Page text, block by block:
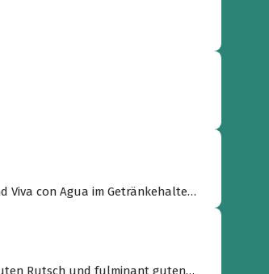
Viva con Agua im Getränkehalter
Rutsch und fulminant guten